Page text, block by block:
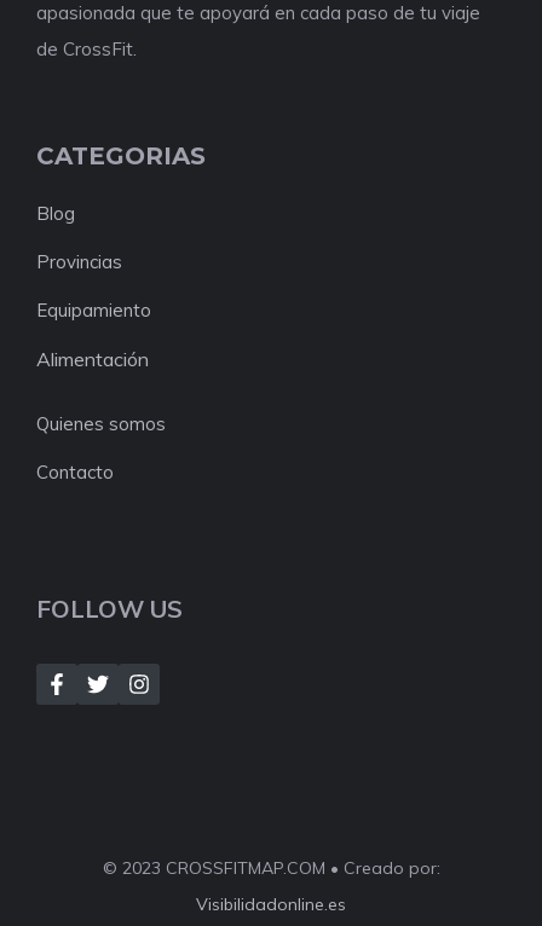
apasionada que te apoyará en cada paso de tu viaje
de CrossFit.
CATEGORIAS
Blog
Provincias
Equipamiento
Alimentación
Quienes somos
Contacto
FOLLOW US
© 2023 CROSSFITMAP.COM • Creado por:
Visibilidadonline.es